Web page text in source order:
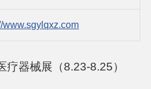
www.sgylqxz.com
器械展（8.23-8.25）